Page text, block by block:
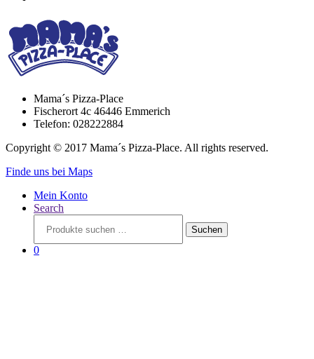
Mama´s Pizza-Place
Fischerort 4c 46446 Emmerich
Telefon: 028222884
Copyright © 2017 Mama´s Pizza-Place. All rights reserved.
Finde uns bei Maps
Mein Konto
Search
nach:
Suchen
0